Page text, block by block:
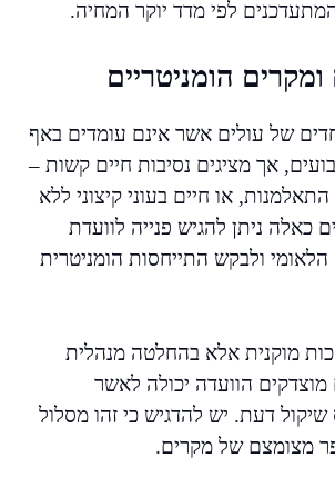
לפי מדד יוקר המחיה.
ומקרים הומניטריים
של עולים אשר אינם עומדים באף
אך מציגים נסיבות חיים קשות –
או חיים בעוני קיצוני ללא
כאלה ניתן להגיש פנייה לוועדת
ולבקש התייחסות הומניטרית
מוקנית אלא בהחלטה מנהלית
הוועדה יכולה לאשר
דעת. יש להדגיש כי זהו מסלול
מצומצם של מקרים.